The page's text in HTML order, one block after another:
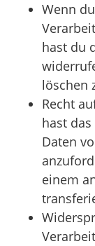
Wenn
hast du
löschen
Recht
hast
Daten
einem